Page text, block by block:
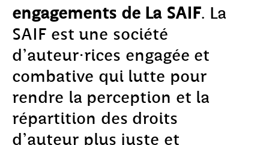
engagements de La SAIF. La
SAIF est une société
d’auteur·rices engagée et
combative qui lutte pour
rendre la perception et la
répartition des droits
d’auteur plus juste et